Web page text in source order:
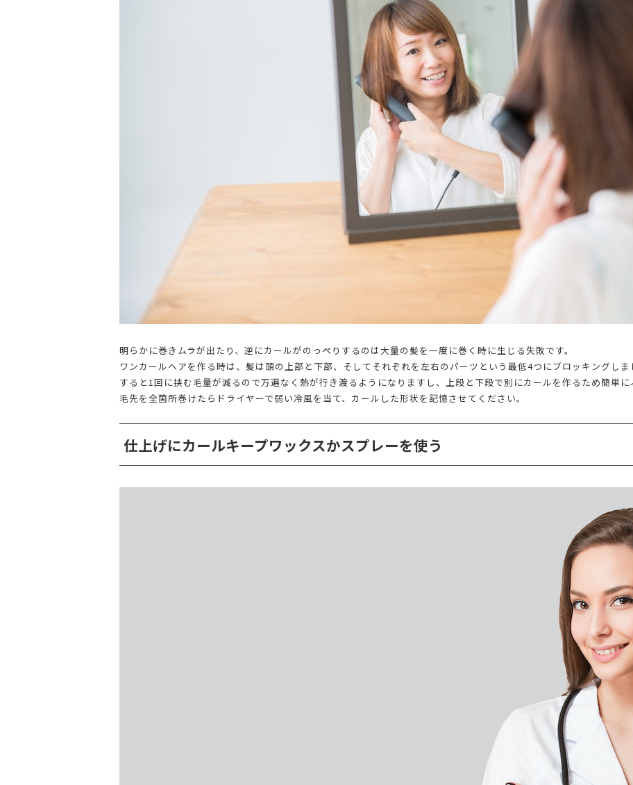
明らかに巻きムラが出たり、逆にカールがのっぺりするのは大量の髪を一度に巻く時に生じる失敗です。
ワンカールヘアを作る時は、髪は頭の上部と下部、そしてそれぞれを左右のパーツという最低4つにブロッキングしま
すると1回に挟む毛量が減るので万遍なく熱が行き渡るようになりますし、上段と下段で別にカールを作るため簡単に
毛先を全箇所巻けたらドライヤーで弱い冷風を当て、カールした形状を記憶させてください。
仕上げにカールキープワックスかスプレーを使う